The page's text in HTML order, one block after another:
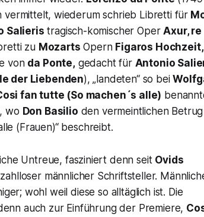
vermittelt, wiederum schrieb Libretti für
Salieris tragisch-komischer OperAxur, re
zu Mozarts Opern Figaros Hochzeit,
von da Ponte,gedacht für Antonio
der Liebenden), „landeten“ so bei
fan tutte (So machen´s alle)
wo Don Basilio den vermeintlichen
(Frauen)“beschreibt.
Untreue, fasziniert denn seit Ovids
männlicher Schriftsteller.
wohl weil diese so alltäglich ist. Die
auch zur Einführung der Premiere,